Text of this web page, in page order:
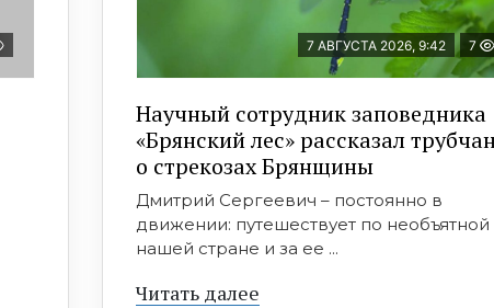
7 АВГУСТА 2026, 9:42 7
Научный сотрудник заповедника
«Брянский лес» рассказал
о стрекозах Брянщины
Дмитрий Сергеевич – постоянно в
движении: путешествует по необъятной
нашей стране и за ее ...
Читать далее